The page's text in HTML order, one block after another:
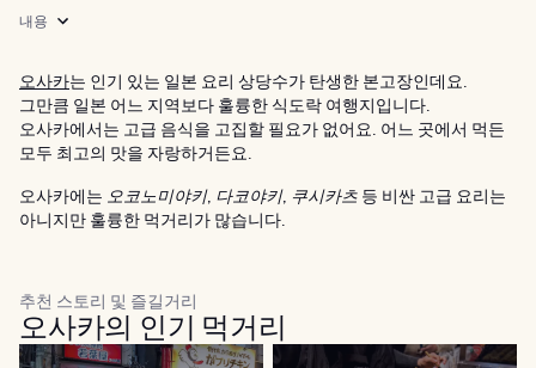
내용
오사카는 인기 있는 일본 요리 상당수가 탄생한 본고장인데요.
그만큼 일본 어느 지역보다 훌륭한 식도락 여행지입니다.
오사카에서는 고급 음식을 고집할 필요가 없어요. 어느 곳에서 먹든
모두 최고의 맛을 자랑하거든요.
오사카에는 오코노미야키, 다코야키, 쿠시카츠 등 비싼 고급 요리는
아니지만 훌륭한 먹거리가 많습니다.
추천 스토리 및 즐길거리
오사카의 인기 먹거리